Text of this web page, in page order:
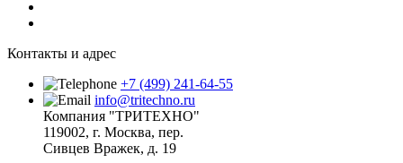
Контакты и адрес
+7 (499) 241-64-55
info@tritechno.ru
Компания "ТРИТЕХНО"
119002, г. Москва, пер.
Сивцев Вражек, д. 19